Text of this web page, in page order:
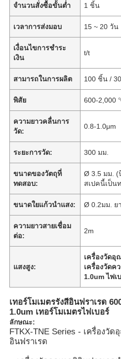
จำนวนสั่งซื้อขั้นต่ำ 1 ชิ้น
เวลาการส่งมอบ 15 ~ 20 วัน
เงื่อนไขการชำระ
เงิน
t/t
สามารถในการผลิต 100 ชิ้น /
พิสัย 600-2,000
ความยาวคลื่นการ
วัด:
0.8-1.0μm
ระยะการวัด: 300 มม.
ขนาดของวัตถุที่
ทดสอบ:
Ø 3.5 มม. (
สเปคนี้เป็น
ขนาดใยแก้วนำแสง: Ø 0.2มม. ย
ความยาวสายเชื่อม
ต่อ:
2m
แสงสูง:
เครื่องวัดอุ
เครื่องวัดค
1.0um ไฟเ
เทอร์โมเมตรรังสีอินฟราเรด
1.0um เทอร์โมเมตรไฟเบอร์
ลักษณะ:
FTKX-TNE Series - เครื่องวั
อินฟราเรด